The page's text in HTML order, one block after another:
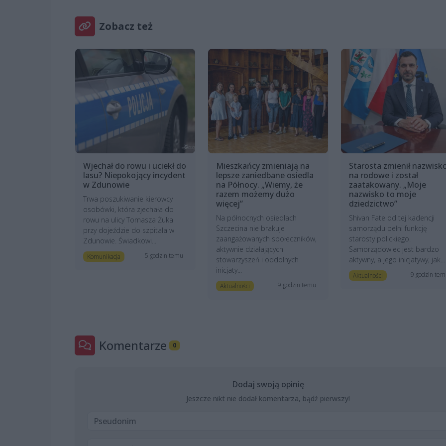
Zobacz też
Wjechał do rowu i uciekł do
lasu? Niepokojący incydent
w Zdunowie
Trwa poszukiwanie kierowcy
osobówki, która zjechała do
rowu na ulicy Tomasza Żuka
przy dojeździe do szpitala w
Zdunowie. Świadkowi...
Komunikacja 5 godzin temu
Mieszkańcy zmieniają na
lepsze zaniedbane osiedla
na Północy. „Wiemy, że
razem możemy dużo
więcej”
Na północnych osiedlach
Szczecina nie brakuje
zaangażowanych społeczników,
aktywnie działających
stowarzyszeń i oddolnych
inicjaty...
Aktualności 9 godzin temu
Starosta zmienił
na rodowe i został
zaatakowany. „Moje
nazwisko to moje
dziedzictwo”
Shivan Fate od tej kadencji
samorządu pełni funkcję
starosty polickiego.
Samorządowiec jest bardzo
aktywny, a jego inicjatywy, jak...
Aktualności 9 godzin
Komentarze 0
Dodaj swoją opinię
Jeszcze nikt nie dodał komentarza, bądź pierwszy!